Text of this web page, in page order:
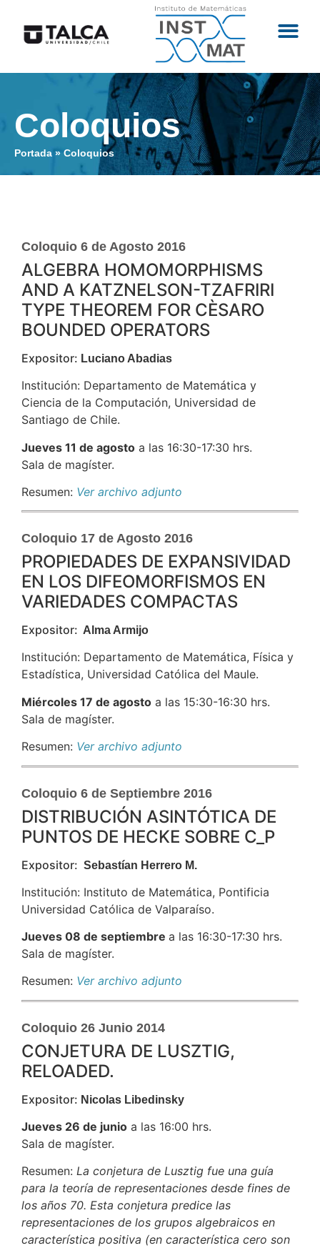
Coloquios
Portada » Coloquios
Coloquio 6 de Agosto 2016
ALGEBRA HOMOMORPHISMS
AND A KATZNELSON-TZAFRIRI
TYPE THEOREM FOR CÈSARO
BOUNDED OPERATORS
Expositor: Luciano Abadias
Institución: Departamento de Matemática y
Ciencia de la Computación, Universidad de
Santiago de Chile.
Jueves 11 de agosto a las 16:30-17:30 hrs.
Sala de magíster.
Resumen: Ver archivo adjunto
Coloquio 17 de Agosto 2016
PROPIEDADES DE EXPANSIVIDAD
EN LOS DIFEOMORFISMOS EN
VARIEDADES COMPACTAS
Expositor: Alma Armijo
Institución: Departamento de Matemática, Física y
Estadística, Universidad Católica del Maule.
Miércoles 17 de agosto a las 15:30-16:30 hrs.
Sala de magíster.
Resumen: Ver archivo adjunto
Coloquio 6 de Septiembre 2016
DISTRIBUCIÓN ASINTÓTICA DE
PUNTOS DE HECKE SOBRE C_P
Expositor: Sebastían Herrero M.
Institución: Instituto de Matemática, Pontificia
Universidad Católica de Valparaíso.
Jueves 08 de septiembre a las 16:30-17:30 hrs.
Sala de magíster.
Resumen: Ver archivo adjunto
Coloquio 26 Junio 2014
CONJETURA DE LUSZTIG,
RELOADED.
Expositor: Nicolas Libedinsky
Jueves 26 de junio a las 16:00 hrs.
Sala de magíster.
Resumen: La conjetura de Lusztig fue una guía
para la teoría de representaciones desde fines de
los años 70. Esta conjetura predice las
representaciones de los grupos algebraicos en
característica positiva (en característica cero son